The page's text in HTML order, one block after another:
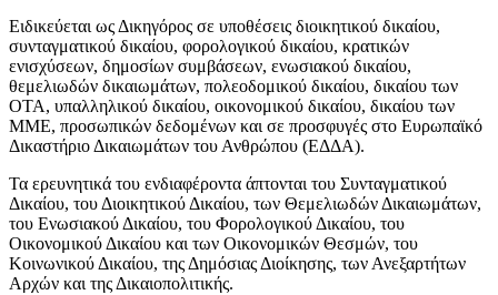
Ειδικεύεται ως Δικηγόρος σε υποθέσεις διοικητικού δικαίου,
συνταγματικού δικαίου, φορολογικού δικαίου, κρατικών
ενισχύσεων, δημοσίων συμβάσεων, ενωσιακού δικαίου,
θεμελιωδών δικαιωμάτων, πολεοδομικού δικαίου, δικαίου των
ΟΤΑ, υπαλληλικού δικαίου, οικονομικού δικαίου, δικαίου των
ΜΜΕ, προσωπικών δεδομένων και σε προσφυγές στο Ευρωπαϊκό
Δικαστήριο Δικαιωμάτων του Ανθρώπου (ΕΔΔΑ).
Τα ερευνητικά του ενδιαφέροντα άπτονται του Συνταγματικού
Δικαίου, του Διοικητικού Δικαίου, των Θεμελιωδών Δικαιωμάτων,
του Ενωσιακού Δικαίου, του Φορολογικού Δικαίου, του
Οικονομικού Δικαίου και των Οικονομικών Θεσμών, του
Κοινωνικού Δικαίου, της Δημόσιας Διοίκησης, των Ανεξαρτήτων
Αρχών και της Δικαιοπολιτικής.